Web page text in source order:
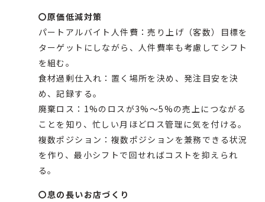
〇原価低減対策
パートアルバイト人件費：売り上げ（客数）目標を
ターゲットにしながら、人件費率も考慮してシフト
を組む。
食材過剰仕入れ：置く場所を決め、発注目安を決
め、記録する。
廃棄ロス：1%のロスが3%～5%の売上につながる
ことを知り、忙しい月ほどロス管理に気を付ける。
複数ポジション：複数ポジションを兼務できる状況
を作り、最小シフトで回せればコストを抑えられ
る。
〇息の長いお店づくり